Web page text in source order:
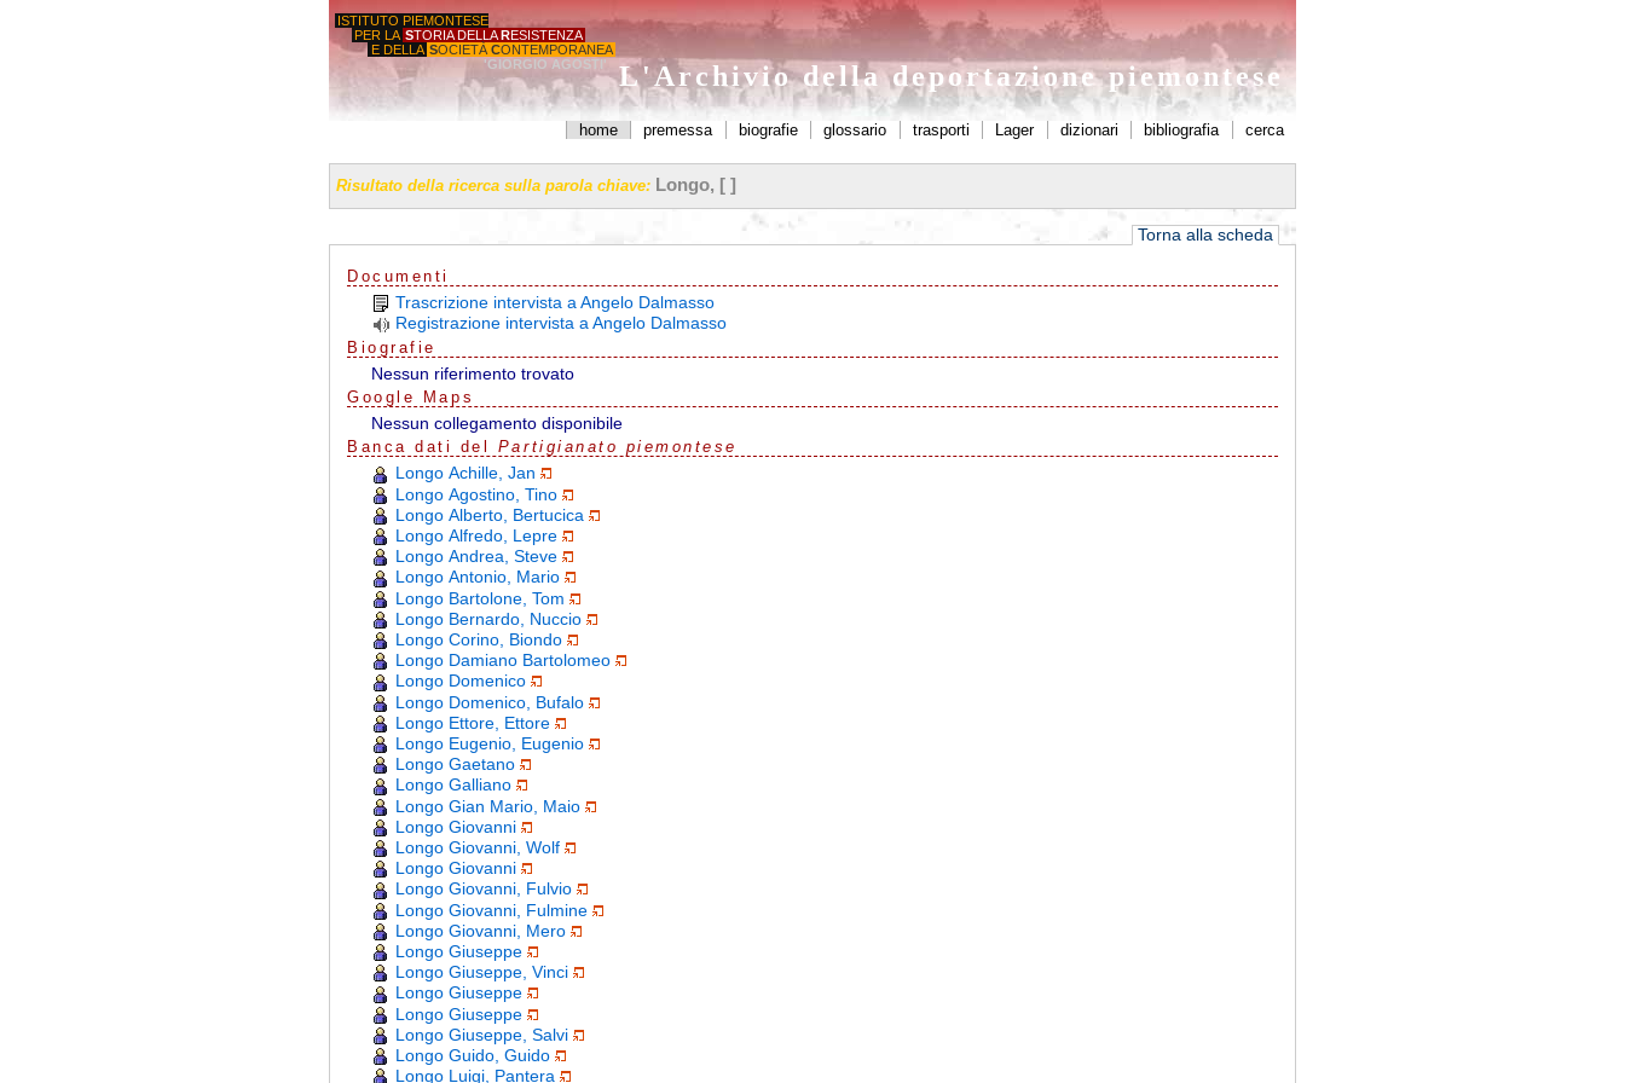
ISTITUTO PIEMONTESE
PER LA STORIA DELLA RESISTENZA
E DELLA SOCIETÀ CONTEMPORANEA
'GIORGIO AGOSTI'
L'Archivio della deportazione piemontese
home premessa biografie glossario trasporti Lager dizionari bibliografia cerca
Risultato della ricerca sulla parola chiave: Longo, [ ]
Torna alla scheda
Documenti
Trascrizione intervista a Angelo Dalmasso
Registrazione intervista a Angelo Dalmasso
Biografie
Nessun riferimento trovato
G oo g e Maps
Nessun collegamento disponibile
Banca dati del Partigianato piemontese
Longo Achille, Jan
Longo Agostino, Tino
Longo Alberto, Bertucica
Longo Alfredo, Lepre
Longo Andrea, Steve
Longo Antonio, Mario
Longo Bartolone, Tom
Longo Bernardo, Nuccio
Longo Corino, Biondo
Longo Damiano Bartolomeo
Longo Domenico
Longo Domenico, Bufalo
Longo Ettore, Ettore
Longo Eugenio, Eugenio
Longo Gaetano
Longo Galliano
Longo Gian Mario, Maio
Longo Giovanni
Longo Giovanni, Wolf
Longo Giovanni
Longo Giovanni, Fulvio
Longo Giovanni, Fulmine
Longo Giovanni, Mero
Longo Giuseppe
Longo Giuseppe, Vinci
Longo Giuseppe
Longo Giuseppe
Longo Giuseppe, Salvi
Longo Guido, Guido
Longo Luigi, Pantera